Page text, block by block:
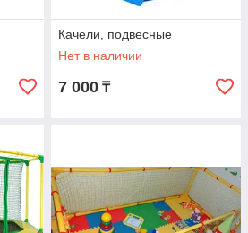
Качели, подвесные
Нет в наличии
7 000 ₸